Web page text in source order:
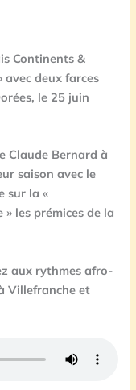
Continents &
avec deux farces
le 25 juin
Claude Bernard à
saison avec le
sur la «
les prémices de la
aux rythmes afro-
Villefranche et